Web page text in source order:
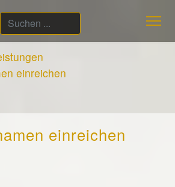
Suchen
...
einreichen
einreichen